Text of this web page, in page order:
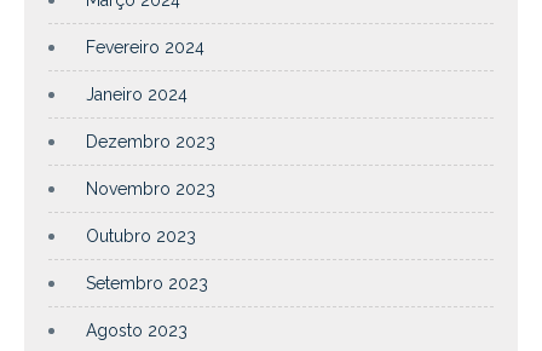
Fevereiro 2024
Janeiro 2024
Dezembro 2023
Novembro 2023
Outubro 2023
Setembro 2023
Agosto 2023